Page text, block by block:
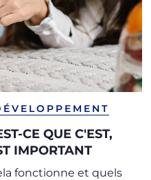
CE QUE C'EST,
IMPORTANT
fonctionne et quels